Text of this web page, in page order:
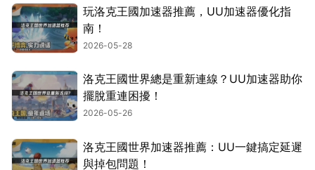
玩洛克王國加速器推薦，UU加速器優化指
南！
2026-05-28
洛克王國世界總是重新連線？UU加速器助你
擺脫重連困擾！
2026-05-26
洛克王國世界加速器推薦：UU一鍵搞定延遲
與掉包問題！